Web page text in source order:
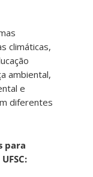
climáticas,
ambiental,
e
diferentes
para